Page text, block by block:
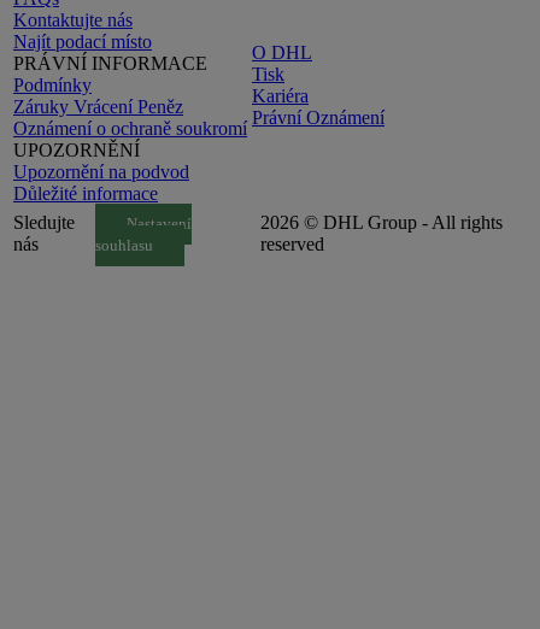
Kontaktujte nás
Najít podací místo
PRÁVNÍ INFORMACE
Podmínky
Záruky Vrácení Peněz
Oznámení o ochraně soukromí
UPOZORNĚNÍ
Upozornění na podvod
Důležité informace
O DHL
Tisk
Kariéra
Právní Oznámení
Sledujte
nás
Nastavení
souhlasu
2026 © DHL Group - All rights
reserved